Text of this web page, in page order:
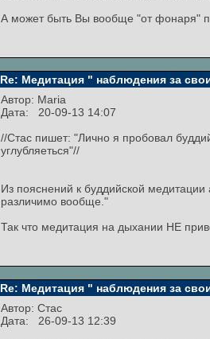
А может быть Вы вообще "от фонаря"
Re: Медитация " наблюдения за
Автор: Maria
Дата: 20-09-13 14:07
//Стас пишет: "Лично я пробовал
углубляеться"//
Из пояснений к буддийской медитации
различимо вообще."
Так что медитация на дыхании НЕ
Re: Медитация " наблюдения за
Автор: Стас
Дата: 26-09-13 12:39